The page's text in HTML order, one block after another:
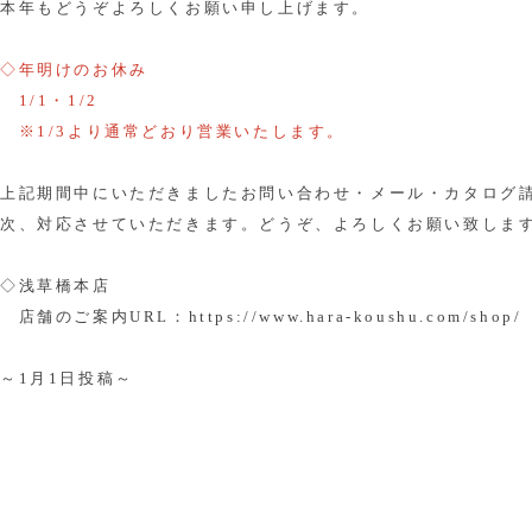
本年もどうぞよろしくお願い申し上げます。
◇年明けのお休み
1/1・1/2
※1/3より通常どおり営業いたします。
上記期間中にいただきましたお問い合わせ・メール・カタログ
次、対応させていただきます。どうぞ、よろしくお願い致します
◇浅草橋本店
店舗のご案内URL： https://www.hara-koushu.com/shop/
～1月1日投稿～